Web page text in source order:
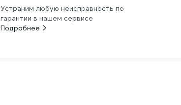
Устраним любую неисправность по
гарантии в нашем сервисе
Подробнее